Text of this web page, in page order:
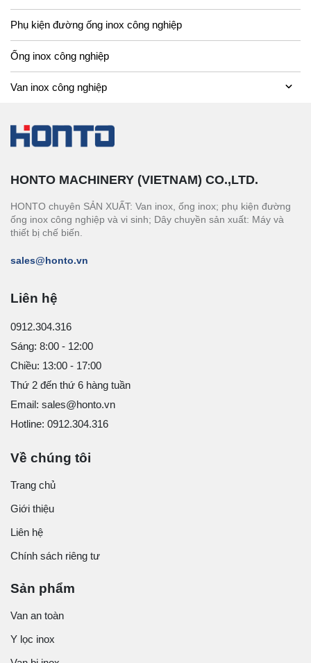
Phụ kiện đường ống inox công nghiệp
Ống inox công nghiệp
Van inox công nghiệp
HONTO MACHINERY (VIETNAM) CO.,LTD.
HONTO chuyên SẢN XUẤT: Van inox, ống inox; phụ kiện đường
ống inox công nghiệp và vi sinh; Dây chuyền sản xuất: Máy và
thiết bị chế biến.
sales@honto.vn
Liên hệ
0912.304.316
Sáng: 8:00 - 12:00
Chiều: 13:00 - 17:00
Thứ 2 đến thứ 6 hàng tuần
Email: sales@honto.vn
Hotline: 0912.304.316
Về chúng tôi
Trang chủ
Giới thiệu
Liên hệ
Chính sách riêng tư
Sản phẩm
Van an toàn
Y lọc inox